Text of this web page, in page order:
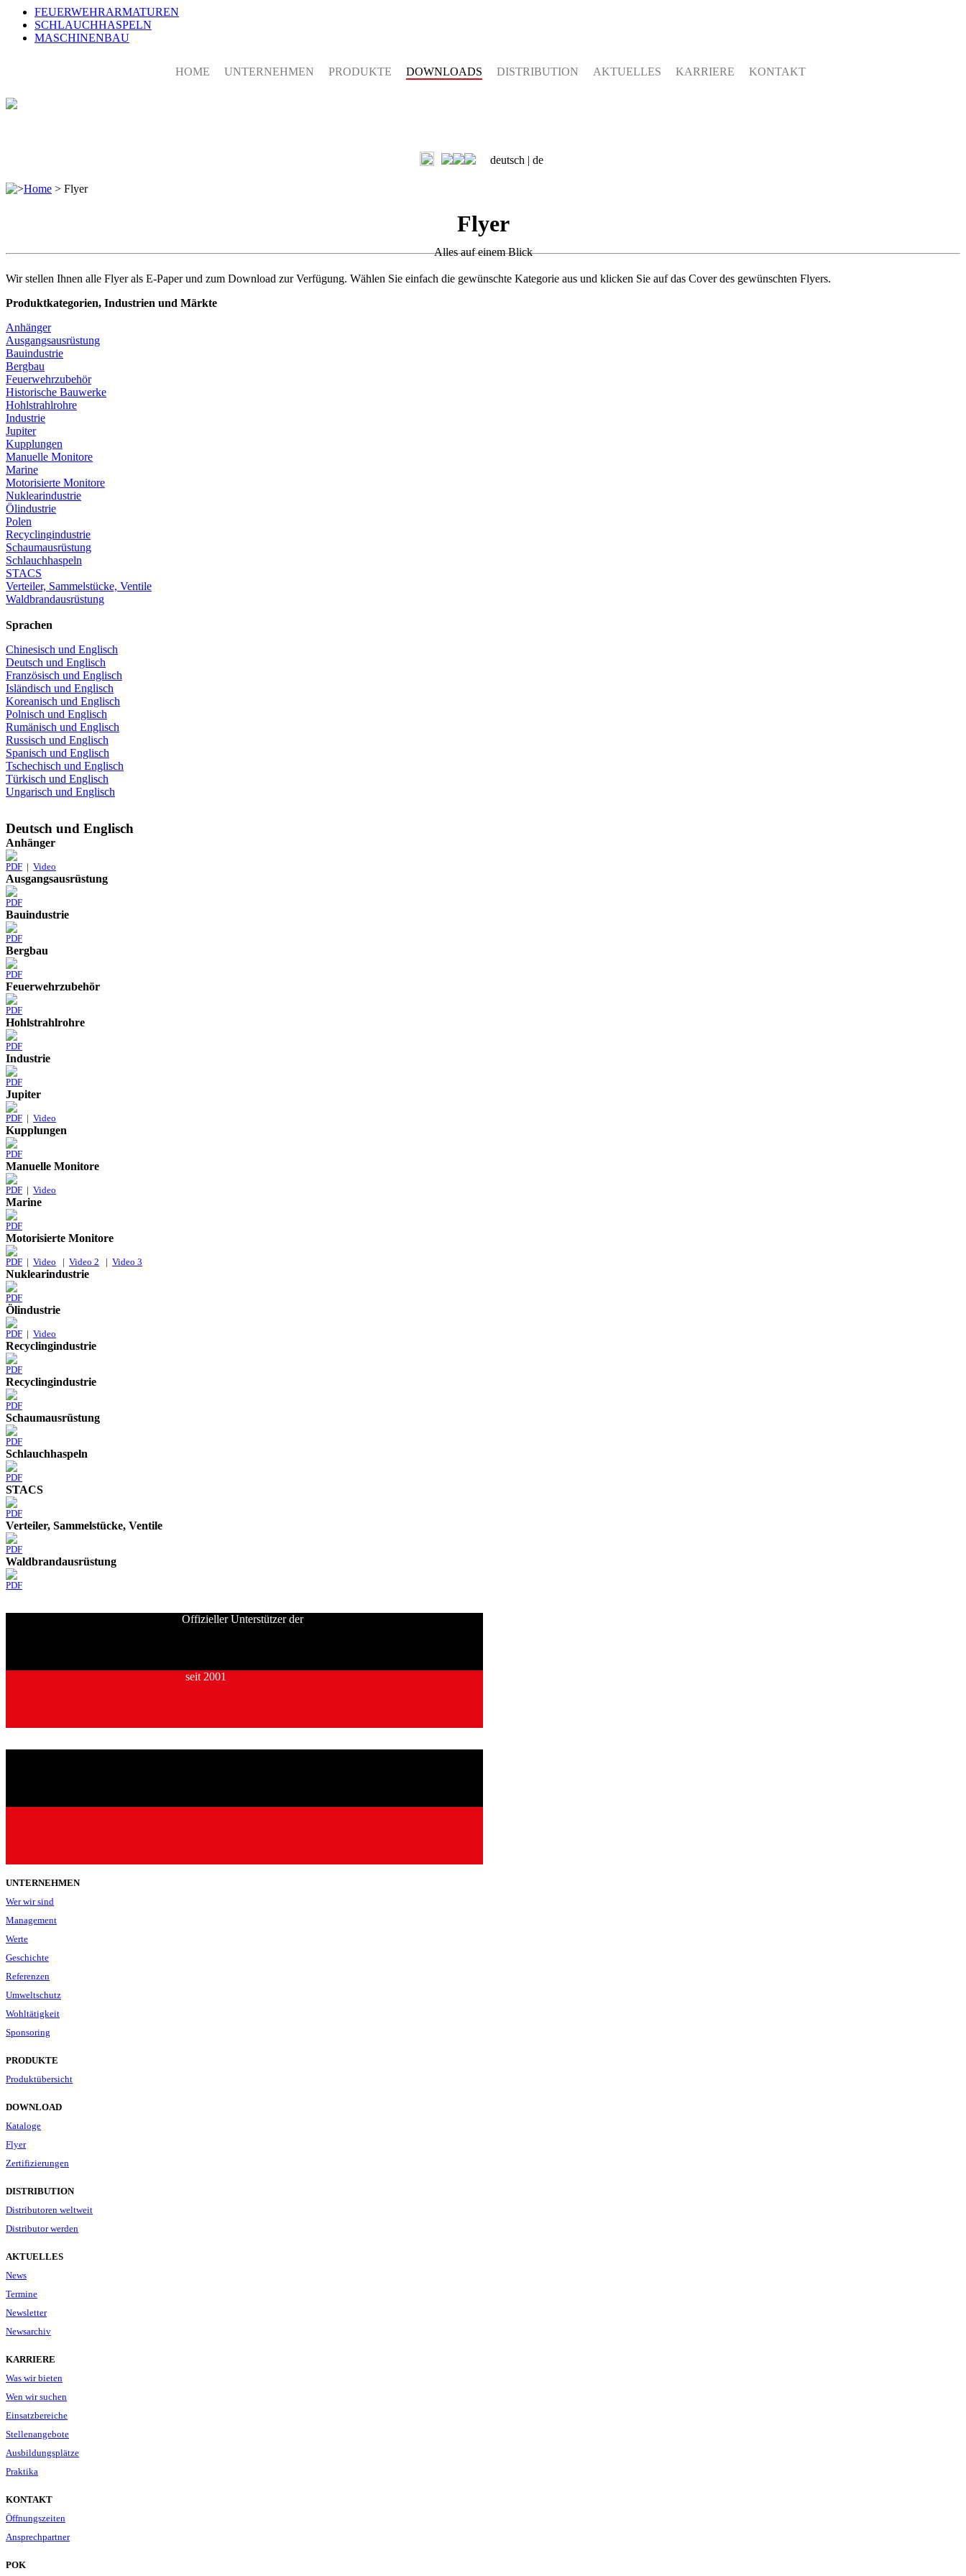
FEUERWEHRARMATUREN
SCHLAUCHHASPELN
MASCHINENBAU
HOME UNTERNEHMEN PRODUKTE DOWNLOADS DISTRIBUTION AKTUELLES KARRIERE KONTAKT
deutsch | de
>Home > Flyer
Flyer
Alles auf einem Blick
Wir stellen Ihnen alle Flyer als E-Paper und zum Download zur Verfügung. Wählen Sie einfach die gewünschte Kategorie aus und klicken Sie auf das Cover des gewünschten Flyers.
Produktkategorien, Industrien und Märkte
Anhänger
Ausgangsausrüstung
Bauindustrie
Bergbau
Feuerwehrzubehör
Historische Bauwerke
Hohlstrahlrohre
Industrie
Jupiter
Kupplungen
Manuelle Monitore
Marine
Motorisierte Monitore
Nuklearindustrie
Ölindustrie
Polen
Recyclingindustrie
Schaumausrüstung
Schlauchhaspeln
STACS
Verteiler, Sammelstücke, Ventile
Waldbrandausrüstung
Sprachen
Chinesisch und Englisch
Deutsch und Englisch
Französisch und Englisch
Isländisch und Englisch
Koreanisch und Englisch
Polnisch und Englisch
Rumänisch und Englisch
Russisch und Englisch
Spanisch und Englisch
Tschechisch und Englisch
Türkisch und Englisch
Ungarisch und Englisch
Deutsch und Englisch
Anhänger
PDF | Video
Ausgangsausrüstung
PDF
Bauindustrie
PDF
Bergbau
PDF
Feuerwehrzubehör
PDF
Hohlstrahlrohre
PDF
Industrie
PDF
Jupiter
PDF | Video
Kupplungen
PDF
Manuelle Monitore
PDF | Video
Marine
PDF
Motorisierte Monitore
PDF | Video | Video 2 | Video 3
Nuklearindustrie
PDF
Ölindustrie
PDF | Video
Recyclingindustrie
PDF
Recyclingindustrie
PDF
Schaumausrüstung
PDF
Schlauchhaspeln
PDF
STACS
PDF
Verteiler, Sammelstücke, Ventile
PDF
Waldbrandausrüstung
PDF
Offizieller Unterstützer der
seit 2001
UNTERNEHMEN
Wer wir sind
Management
Werte
Geschichte
Referenzen
Umweltschutz
Wohltätigkeit
Sponsoring
PRODUKTE
Produktübersicht
DOWNLOAD
Kataloge
Flyer
Zertifizierungen
DISTRIBUTION
Distributoren weltweit
Distributor werden
AKTUELLES
News
Termine
Newsletter
Newsarchiv
KARRIERE
Was wir bieten
Wen wir suchen
Einsatzbereiche
Stellenangebote
Ausbildungsplätze
Praktika
KONTAKT
Öffnungszeiten
Ansprechpartner
POK